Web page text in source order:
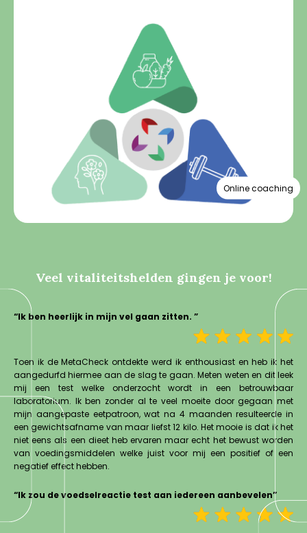
Online coaching
Veel vitaliteitshelden gingen je voor!
“Ik ben heerlijk in mijn vel gaan zitten. ”
Toen ik de MetaCheck ontdekte werd ik enthousiast en heb ik het
aangedurfd hiermee aan de slag te gaan. Meten weten en dit leek
mij een test welke onderzocht wordt in een betrouwbaar
laboratorium. Ik ben zonder al te veel moeite door gegaan met
mijn aangepaste eetpatroon, wat na 4 maanden resulteerde in
een gewichtsafname van maar liefst 12 kilo. Het mooie is dat ik het
niet eens als een dieet heb ervaren maar echt het bewust worden
van voedingsmiddelen welke juist voor mij een positief of een
negatief effect hebben.
“Ik zou de voedselreactie test aan iedereen aanbevelen”